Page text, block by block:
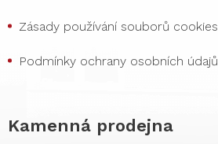
Zásady používání souborů cookies
Podmínky ochrany osobních údajů
Kamenná prodejna